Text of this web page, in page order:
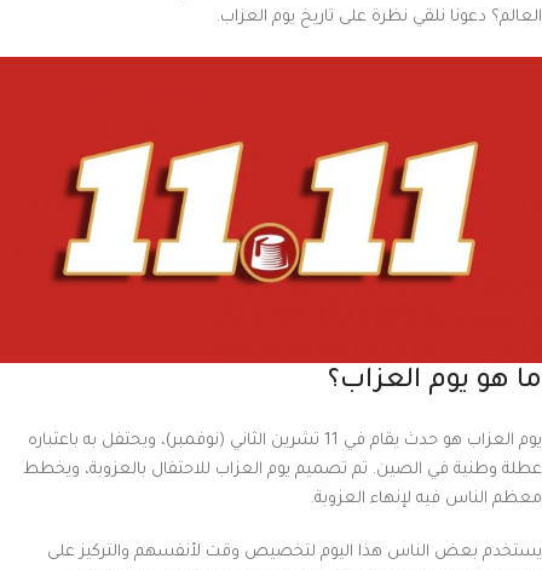
العالم؟ دعونا نلقي نظرة على تاريخ يوم العزاب.
ما هو يوم العزاب؟
يوم العزاب هو حدث يقام في 11 تشرين الثاني (نوفمبر)، ويحتفل به باعتباره
عطلة وطنية في الصين. تم تصميم يوم العزاب للاحتفال بالعزوبة، ويخطط
معظم الناس فيه لإنهاء العزوبة.
يستخدم بعض الناس هذا اليوم لتخصيص وقت لأنفسهم والتركيز على